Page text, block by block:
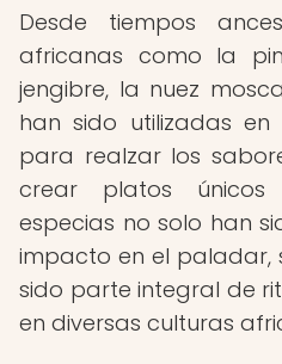
Desde tiempos
africanas como la
jengibre, la nuez
han sido utilizadas
para realzar los
crear platos únicos
especias no solo han
impacto en el paladar,
sido parte integral de
en diversas culturas